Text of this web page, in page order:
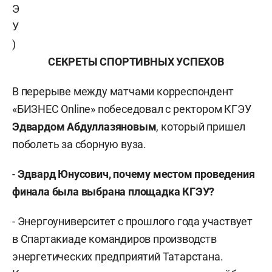
Э
У
)
СЕКРЕТЫ СПОРТИВНЫХ УСПЕХОВ
В перерыве между матчами корреспондент
«БИЗНЕС Online» побеседовал с ректором КГЭУ
Эдвардом Абдуллазяновым, который пришел
поболеть за сборную вуза.
-Эдвард Юнусович, почему местом проведения
финала была выбрана площадка КГЭУ?
- Энергоуниверситет с прошлого года участвует
в Спартакиаде командиров производств
энергетических предприятий Татарстана.